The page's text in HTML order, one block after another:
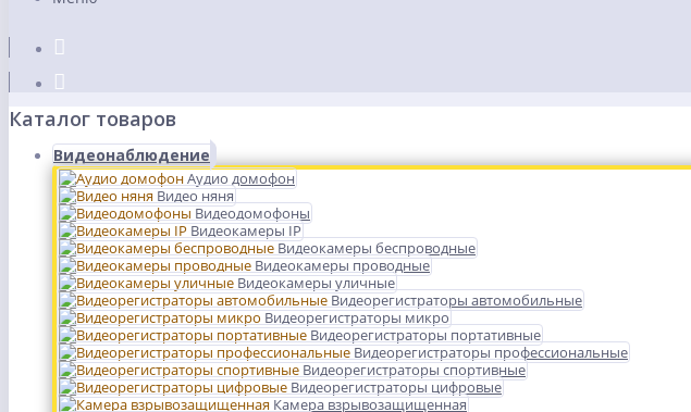
Каталог товаров
Видеонаблюдение
Аудио домофон
Видео няня
Видеодомофоны
Видеокамеры IP
Видеокамеры беспроводные
Видеокамеры проводные
Видеокамеры уличные
Видеорегистраторы автомобильные
Видеорегистраторы микро
Видеорегистраторы портативные
Видеорегистраторы профессиональные
Видеорегистраторы спортивные
Видеорегистраторы цифровые
Камера взрывозащищенная